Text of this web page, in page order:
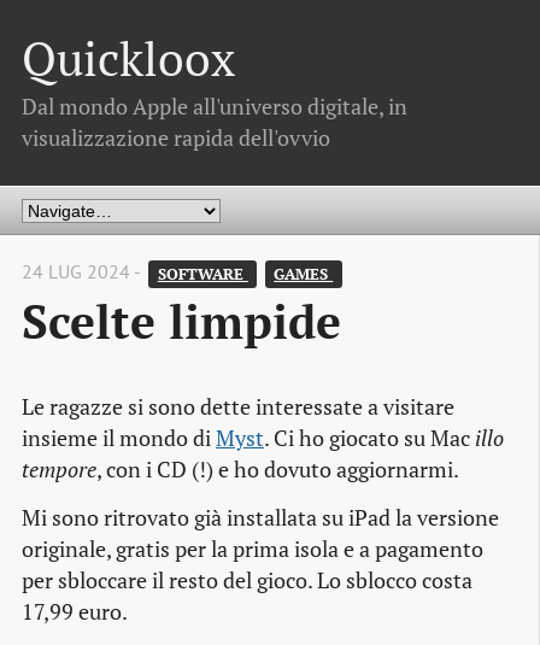
Quickloox
Dal mondo Apple all'universo digitale, in
visualizzazione rapida dell'ovvio
24 LUG 2024 - SOFTWARE GAMES
Scelte limpide
Le ragazze si sono dette interessate a visitare
insieme il mondo diMyst. Ci ho giocato su Mac illo
tempore, con i CD (!) e ho dovuto aggiornarmi.
Mi sono ritrovato già installata su iPad la versione
originale, gratis per la prima isola e a pagamento
per sbloccare il resto del gioco. Lo sblocco costa
17,99 euro.